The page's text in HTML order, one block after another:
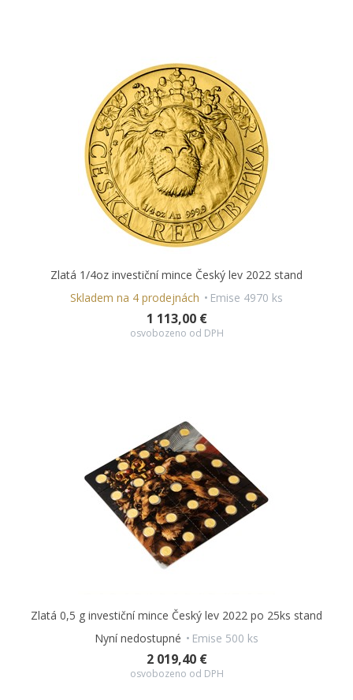
Zlatá 1/4oz investiční mince Český lev 2022 stand
Skladem na 4 prodejnách
Emise 4970 ks
1 113,00 €
osvobozeno od DPH
Zlatá 0,5 g investiční mince Český lev 2022 po 25ks stand
Nyní nedostupné
Emise 500 ks
2 019,40 €
osvobozeno od DPH